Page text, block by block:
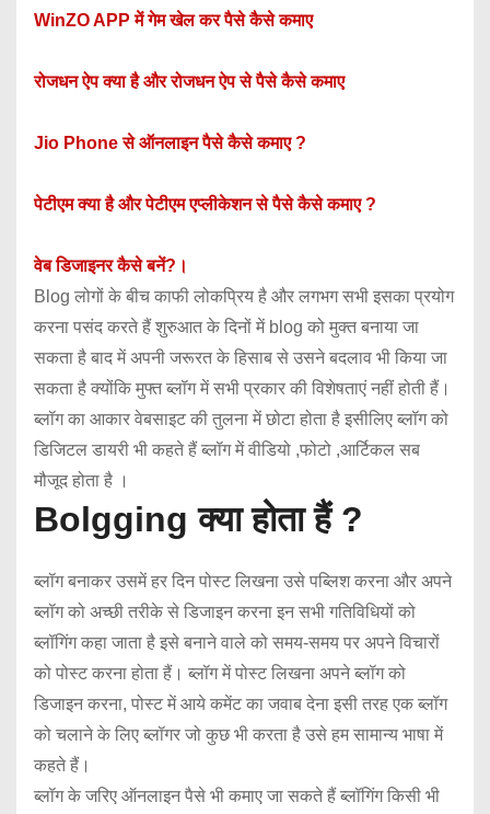
WinZO APP में गेम खेल कर पैसे कैसे कमाए
रोजधन ऐप क्या है और रोजधन ऐप से पैसे कैसे कमाए
Jio Phone से ऑनलाइन पैसे कैसे कमाए ?
पेटीएम क्या है और पेटीएम एप्लीकेशन से पैसे कैसे कमाए ?
वेब डिजाइनर कैसे बनें?।
Blog लोगों के बीच काफी लोकप्रिय है और लगभग सभी इसका प्रयोग
करना पसंद करते हैं शुरुआत के दिनों में blog को मुक्त बनाया जा
सकता है बाद में अपनी जरूरत के हिसाब से उसने बदलाव भी किया जा
सकता है क्योंकि मुफ्त ब्लॉग में सभी प्रकार की विशेषताएं नहीं होती हैं।
ब्लॉग का आकार वेबसाइट की तुलना में छोटा होता है इसीलिए ब्लॉग को
डिजिटल डायरी भी कहते हैं ब्लॉग में वीडियो ,फोटो ,आर्टिकल सब
मौजूद होता है ।
Bolgging क्या होता हैं ?
ब्लॉग बनाकर उसमें हर दिन पोस्ट लिखना उसे पब्लिश करना और अपने
ब्लॉग को अच्छी तरीके से डिजाइन करना इन सभी गतिविधियों को
ब्लॉगिंग कहा जाता है इसे बनाने वाले को समय-समय पर अपने विचारों
को पोस्ट करना होता हैं। ब्लॉग में पोस्ट लिखना अपने ब्लॉग को
डिजाइन करना, पोस्ट में आये कमेंट का जवाब देना इसी तरह एक ब्लॉग
को चलाने के लिए ब्लॉगर जो कुछ भी करता है उसे हम सामान्य भाषा में
कहते हैं।
ब्लॉग के जरिए ऑनलाइन पैसे भी कमाए जा सकते हैं ब्लॉगिंग किसी भी